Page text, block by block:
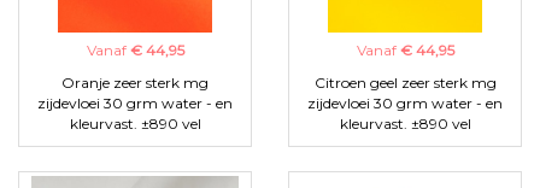
Vanaf € 44,95
Oranje zeer sterk mg
zijdevloei 30 grm water - en
kleurvast. ±890 vel
Vanaf € 44,95
Citroen geel zeer sterk mg
zijdevloei 30 grm water - en
kleurvast. ±890 vel